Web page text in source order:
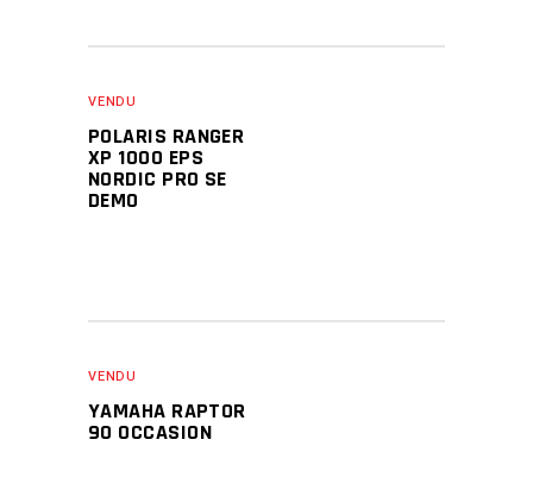
VENDU
POLARIS RANGER
XP 1000 EPS
NORDIC PRO SE
DEMO
VENDU
YAMAHA RAPTOR
90 OCCASION